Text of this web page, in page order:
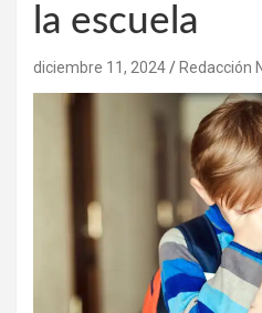
la escuela
diciembre 11, 2024 Redacción